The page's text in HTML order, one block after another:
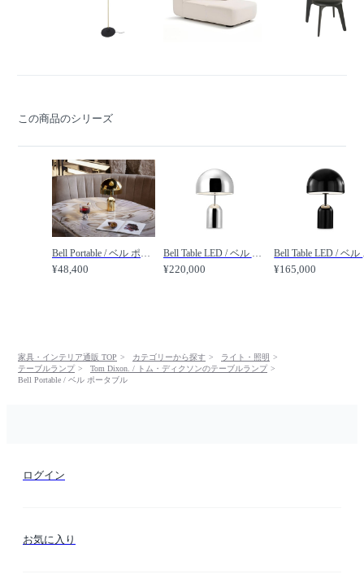
この商品のシリーズ
¥48,400 ¥220,000 ¥165,000
家具・インテリア通販 TOP カテゴリーから探す
ライト・照明
テーブルランプ
Tom Dixon. / トム・ディクソンのテーブルランプ
Bell Portable / ベル ポータブル
ログイン
お気に入り